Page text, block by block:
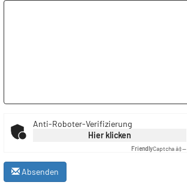
Anti-Roboter-Verifizierung
Hier klicken
FriendlyCaptcha â‡—
Absenden